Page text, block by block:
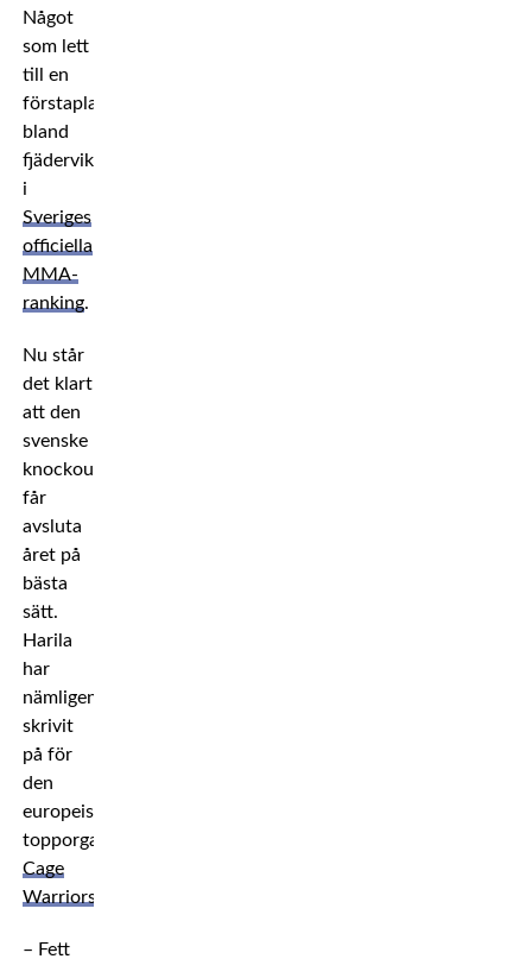
Något
som lett
till en
förstaplats
bland
fjäderviktarna
i
Sveriges
officiella
MMA-
ranking.
Nu står
det klart
att den
svenske
knockoutartisten
får
avsluta
året på
bästa
sätt.
Harila
har
nämligen
skrivit
på för
den
europeiska
topporganisationen
Cage
Warriors.
– Fett